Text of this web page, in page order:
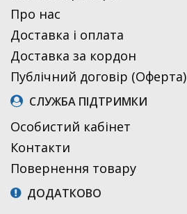
Про нас
Доставка і оплата
Доставка за кордон
Публічний договір (Оферта)
СЛУЖБА ПІДТРИМКИ
Особистий кабінет
Контакти
Повернення товару
ДОДАТКОВО